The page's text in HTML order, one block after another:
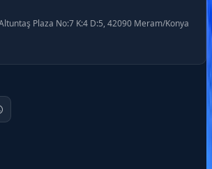
Plaza No:7 K:4 D:5, 42090 Meram/Konya